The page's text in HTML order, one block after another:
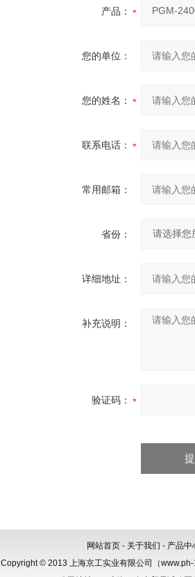
产品：
您的单位：
您的姓名：
联系电话：
常用邮箱：
省份：
详细地址：
补充说明：
验证码：
网站首页 - 关于我们 - 产品中
Copyright © 2013 上海京工实业有限公司（